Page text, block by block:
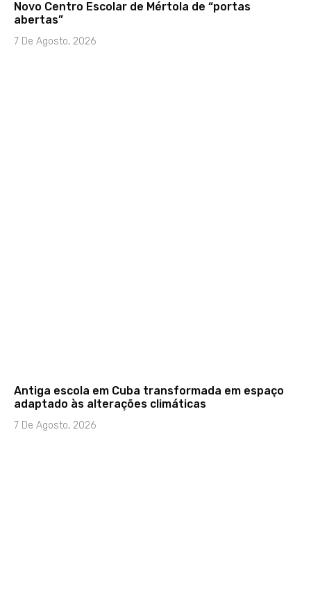
Novo Centro Escolar de Mértola de “portas
abertas”
7 De Agosto, 2026
Antiga escola em Cuba transformada em espaço
adaptado às alterações climáticas
7 De Agosto, 2026